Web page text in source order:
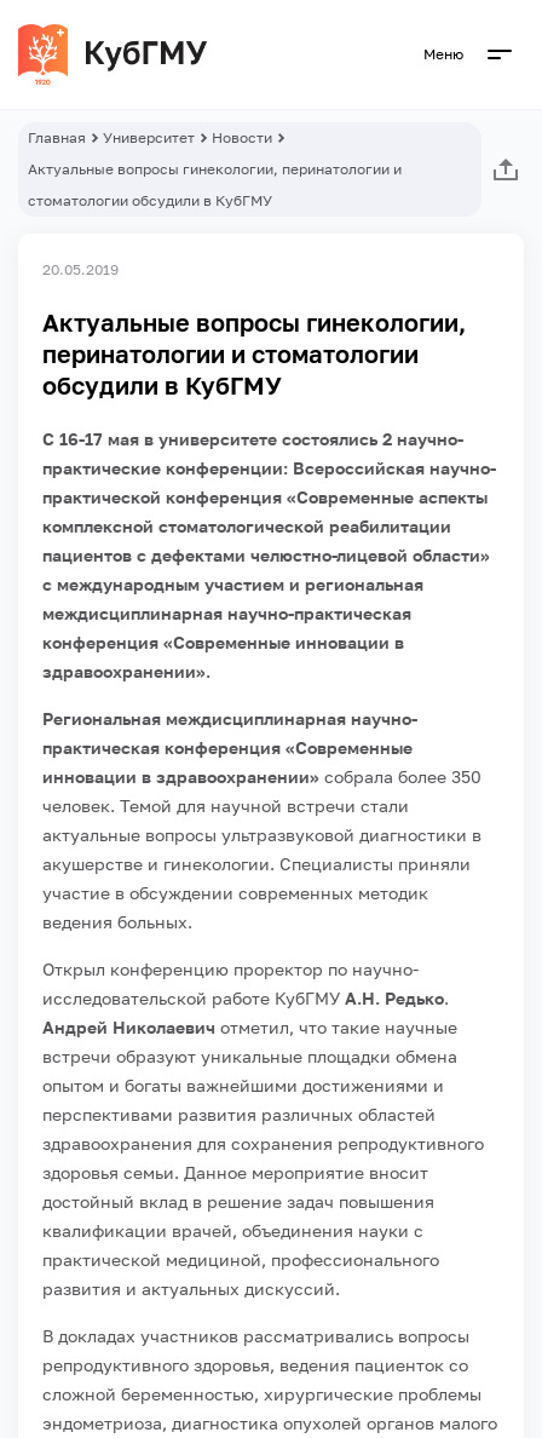
Меню
Главная Университет
Новости
Актуальные вопросы гинекологии, перинатологии и
стоматологии обсудили в КубГМУ
20.05.2019
Актуальные вопросы гинекологии,
перинатологии и стоматологии
обсудили в КубГМУ
С 16-17 мая в университете состоялись 2 научно-
практические конференции: Всероссийская научно-
практической конференция «Современные аспекты
комплексной стоматологической реабилитации
пациентов с дефектами челюстно-лицевой области»
с международным участием и региональная
междисциплинарная научно-практическая
конференция «Современные инновации в
здравоохранении».
Региональная междисциплинарная научно-
практическая конференция «Современные
инновации в здравоохранении» собрала более 350
человек. Темой для научной встречи стали
актуальные вопросы ультразвуковой диагностики в
акушерстве и гинекологии. Специалисты приняли
участие в обсуждении современных методик
ведения больных.
Открыл конференцию проректор по научно-
исследовательской работе КубГМУ А.Н. Редько.
Андрей Николаевич отметил, что такие научные
встречи образуют уникальные площадки обмена
опытом и богаты важнейшими достижениями и
перспективами развития различных областей
здравоохранения для сохранения репродуктивного
здоровья семьи. Данное мероприятие вносит
достойный вклад в решение задач повышения
квалификации врачей, объединения науки с
практической медициной, профессионального
развития и актуальных дискуссий.
В докладах участников рассматривались вопросы
репродуктивного здоровья, ведения пациенток со
сложной беременностью, хирургические проблемы
эндометриоза, диагностика опухолей органов малого